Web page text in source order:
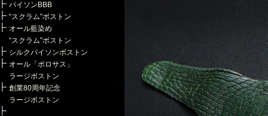
パイソンBBB
“スクラム”ボストン
オール藍染め
“スクラム”ボストン
シルクパイソンボストン
オール「ポロサス」
ラージボストン
創業80周年記念
ラージボストン